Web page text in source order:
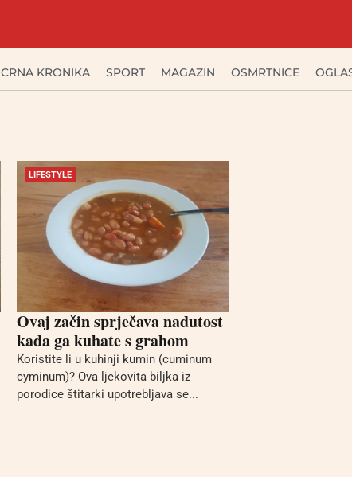
CRNA KRONIKA SPORT MAGAZIN OSMRTNICE
LIFESTYLE
Ovaj začin sprječava nadutost
kada ga kuhate s grahom
Koristite li u kuhinji kumin (cuminum
cyminum)? Ova ljekovita biljka iz
porodice štitarki upotrebljava se...